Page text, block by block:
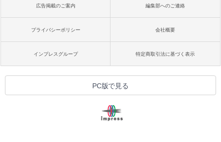
広告掲載のご案内 編集部へのご連絡
プライバシーポリシー 会社概要
インプレスグループ 特定商取引法に基づく表示
PC版で見る